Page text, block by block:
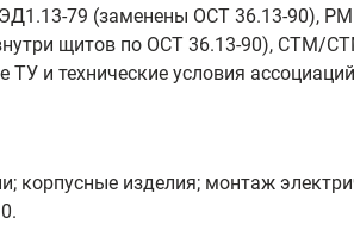
79 (заменены ОСТ 36.13-90), РМ
щитов по ОСТ 36.13-90), СТМ/
ТУ и технические условия
корпусные изделия; монтаж